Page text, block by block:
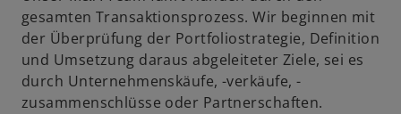
gesamten Transaktionsprozess. Wir beginnen mit
der Überprüfung der Portfoliostrategie, Definition
und Umsetzung daraus abgeleiteter Ziele, sei es
durch Unternehmenskäufe, -verkäufe, -
zusammenschlüsse oder Partnerschaften.